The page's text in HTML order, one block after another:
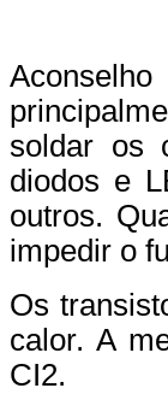
soldar os
diodos e
outros.
impedir o
Os
calor. A
CI2.